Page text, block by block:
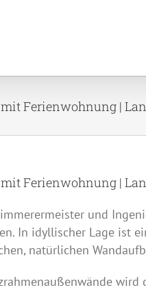
Ferienwohnung |
Ferienwohnung |
und
In idyllischer Lage ist
natürlichen
wird